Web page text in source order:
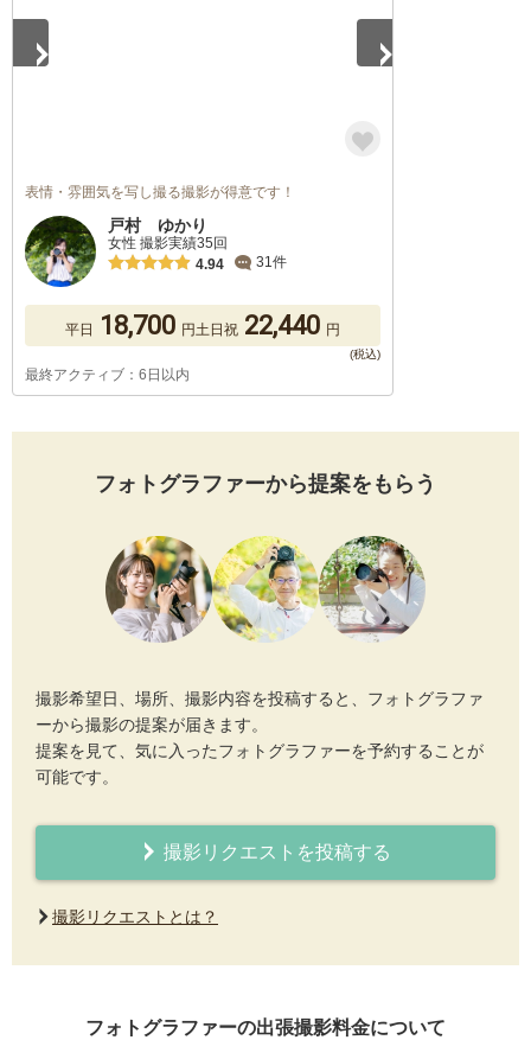
表情・雰囲気を写し撮る撮影が得意です！
戸村 ゆかり
女性 撮影実績35回
4.94
31件
平日 18,700 円土日祝 22,440 円
最終アクティブ：6日以内
フォトグラファーから提案をもらう
撮影希望日、場所、撮影内容を投稿すると、フォトグラファ
ーから撮影の提案が届きます。
提案を見て、気に入ったフォトグラファーを予約することが
可能です。
撮影リクエストを投稿する
撮影リクエストとは？
フォトグラファーの出張撮影料金について